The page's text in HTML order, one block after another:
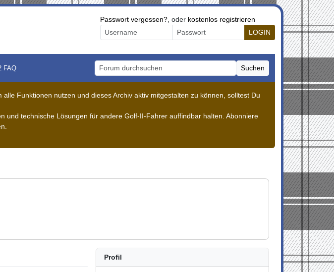
Passwort vergessen? , oder kostenlos registrieren
LOGIN
FAQ
Forum durchsuchen
Suchen
Funktionen nutzen und dieses Archiv aktiv mitgestalten zu können, solltest Du
technische Lösungen für andere Golf-II-Fahrer auffindbar halten. Abonniere
Profil